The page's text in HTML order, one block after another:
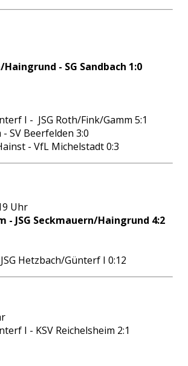
Haingrund - SG Sandbach 1:0
I - JSG Roth/Fink/Gamm 5:1
- SV Beerfelden 3:0
- VfL Michelstadt 0:3
Uhr
- JSG Seckmauern/Haingrund 4:2
Hetzbach/Günterf I 0:12
I - KSV Reichelsheim 2:1